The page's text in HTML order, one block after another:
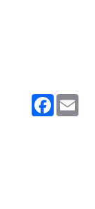
Facebook